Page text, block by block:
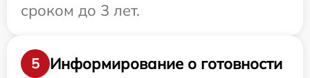
сроком до 3 лет.
5
Информирование о готовности